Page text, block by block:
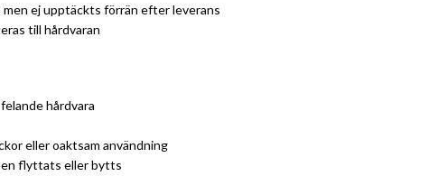
men ej upptäckts förrän efter leverans
till hårdvaran
hårdvara
eller oaktsam användning
flyttats eller bytts